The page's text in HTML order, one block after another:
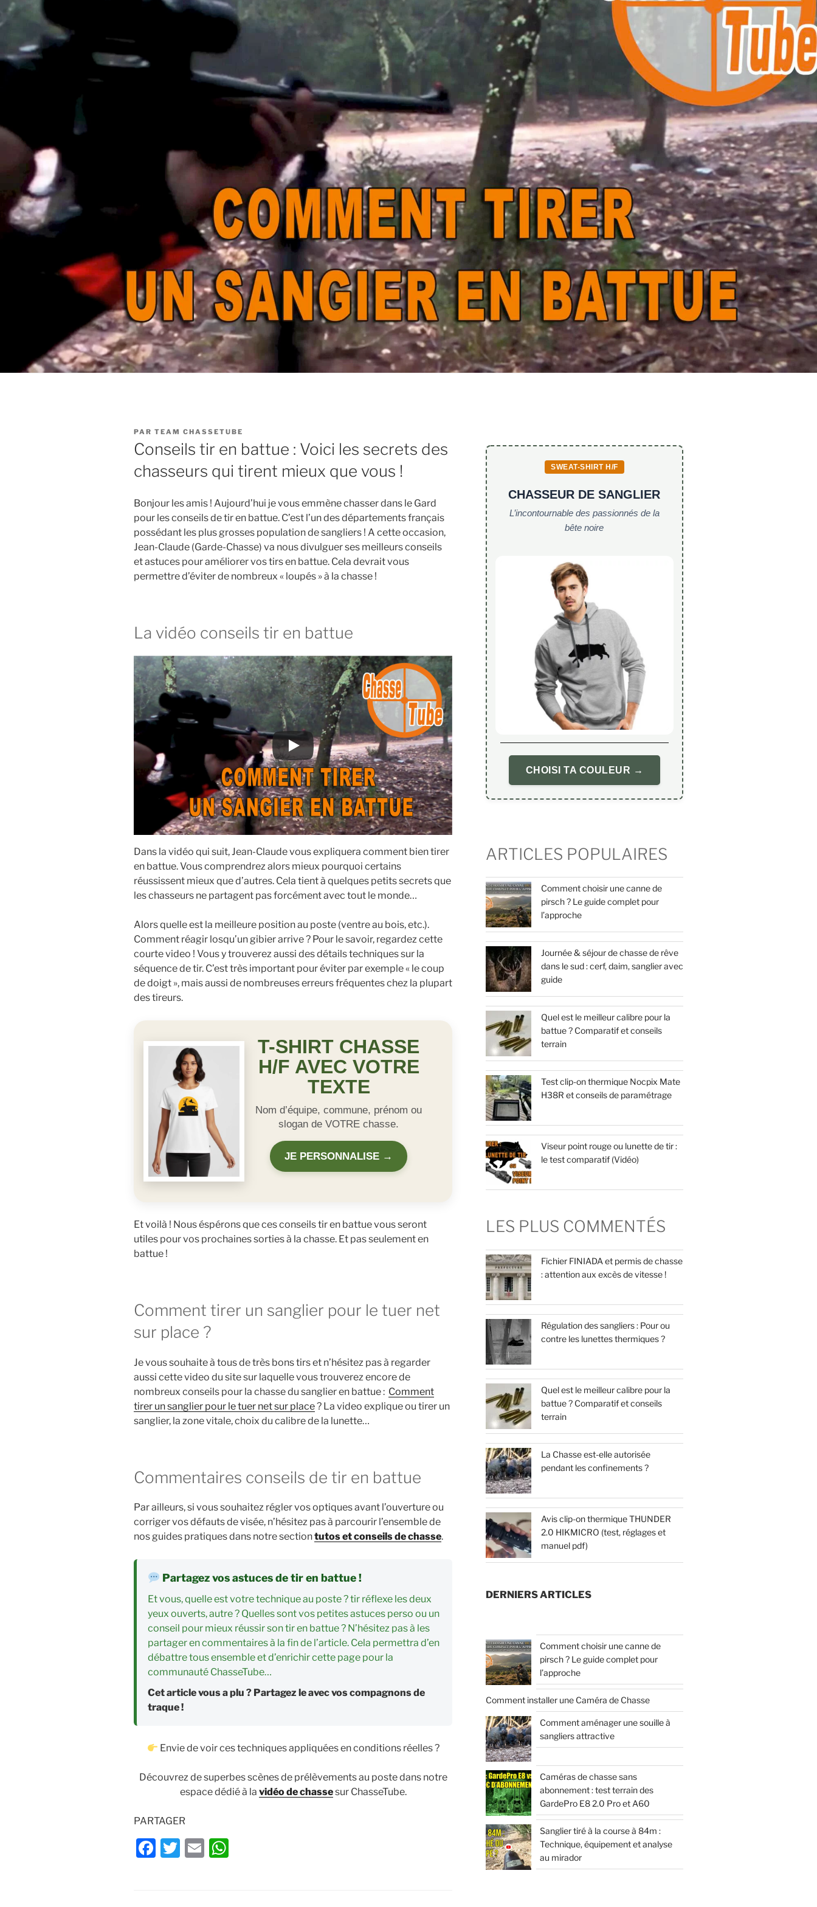
PUBLIÉ
LE
PAR TEAM CHASSETUBE
Conseils tir en battue : Voici les secrets des
chasseurs qui tirent mieux que vous !
Bonjour les amis ! Aujourd’hui je vous emmène chasser dans le Gard
pour les conseils de tir en battue. C’est l’un des départements français
possédant les plus grosses population de sangliers ! A cette occasion,
Jean-Claude (Garde-Chasse) va nous divulguer ses meilleurs conseils
et astuces pour améliorer vos tirs en battue. Cela devrait vous
permettre d’éviter de nombreux « loupés » à la chasse !
La vidéo conseils tir en battue
Dans la vidéo qui suit, Jean-Claude vous expliquera comment bien tirer
en battue. Vous comprendrez alors mieux pourquoi certains
réussissent mieux que d’autres. Cela tient à quelques petits secrets que
les chasseurs ne partagent pas forcément avec tout le monde…
Alors quelle est la meilleure position au poste (ventre au bois, etc.).
Comment réagir losqu’un gibier arrive ? Pour le savoir, regardez cette
courte video ! Vous y trouverez aussi des détails techniques sur la
séquence de tir. C’est très important pour éviter par exemple « le coup
de doigt », mais aussi de nombreuses erreurs fréquentes chez la plupart
des tireurs.
T-SHIRT CHASSE
H/F AVEC VOTRE
TEXTE
Nom d’équipe, commune, prénom ou
slogan de VOTRE chasse.
JE PERSONNALISE →
Et voilà ! Nous éspérons que ces conseils tir en battue vous seront
utiles pour vos prochaines sorties à la chasse. Et pas seulement en
battue !
Comment tirer un sanglier pour le tuer net
sur place ?
Je vous souhaite à tous de très bons tirs et n’hésitez pas à regarder
aussi cette video du site sur laquelle vous trouverez encore de
nombreux conseils pour la chasse du sanglier en battue : Comment
tirer un sanglier pour le tuer net sur place? La video explique ou tirer un
sanglier, la zone vitale, choix du calibre de la lunette…
Commentaires conseils de tir en battue
Par ailleurs, si vous souhaitez régler vos optiques avant l’ouverture ou
corriger vos défauts de visée, n’hésitez pas à parcourir l’ensemble de
nos guides pratiques dans notre sectiontutos et conseils de chasse.
Partagez vos astuces de tir en battue !
Et vous, quelle est votre technique au poste ? tir réflexe les deux
yeux ouverts, autre ? Quelles sont vos petites astuces perso ou un
conseil pour mieux réussir son tir en battue ? N’hésitez pas à les
partager en commentaires à la fin de l’article. Cela permettra d’en
débattre tous ensemble et d’enrichir cette page pour la
communauté ChasseTube…
Cet article vous a plu ? Partagez le avec vos compagnons de
traque !
Envie de voir ces techniques appliquées en conditions réelles ?
Découvrez de superbes scènes de prélèvements au poste dans notre
espace dédié à la vidéo de chassesur ChasseTube.
PARTAGER
F
T
E
SWEAT-SHIRT H/F
CHASSEUR DE SANGLIER
L’incontournable des passionnés de la
bête noire
CHOISI TA COULEUR →
ARTICLES POPULAIRES
Comment choisir une canne de
pirsch ? Le guide complet pour
l’approche
Journée & séjour de chasse de rêve
dans le sud : cerf, daim, sanglier avec
guide
Quel est le meilleur calibre pour la
battue ? Comparatif et conseils
terrain
Test clip-on thermique Nocpix Mate
H38R et conseils de paramétrage
Viseur point rouge ou lunette de tir :
le test comparatif (Vidéo)
LES PLUS COMMENTÉS
Fichier FINIADA et permis de chasse
: attention aux excès de vitesse !
Régulation des sangliers : Pour ou
contre les lunettes thermiques ?
Quel est le meilleur calibre pour la
battue ? Comparatif et conseils
terrain
La Chasse est-elle autorisée
pendant les confinements ?
Avis clip-on thermique THUNDER
2.0 HIKMICRO (test, réglages et
manuel pdf)
DERNIERS ARTICLES
Comment choisir une canne de
pirsch ? Le guide complet pour
l’approche
Comment installer une Caméra de Chasse
Comment aménager une souille à
sangliers attractive
Caméras de chasse sans
abonnement : test terrain des
GardePro E8 2.0 Pro et A60
Sanglier tiré à la course à 84m :
Technique, équipement et analyse
au mirador